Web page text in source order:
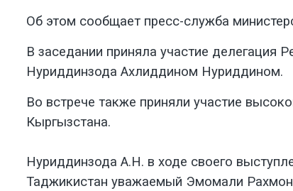
Об этом сообщает пресс-служба
В заседании приняла участие делегация
Нуриддинзода Ахлиддином Нуриддином.
Во встрече также приняли участие
Кыргызстана.
Нуриддинзода А.Н. в ходе своего
Таджикистан уважаемый Эмомали Рахмон